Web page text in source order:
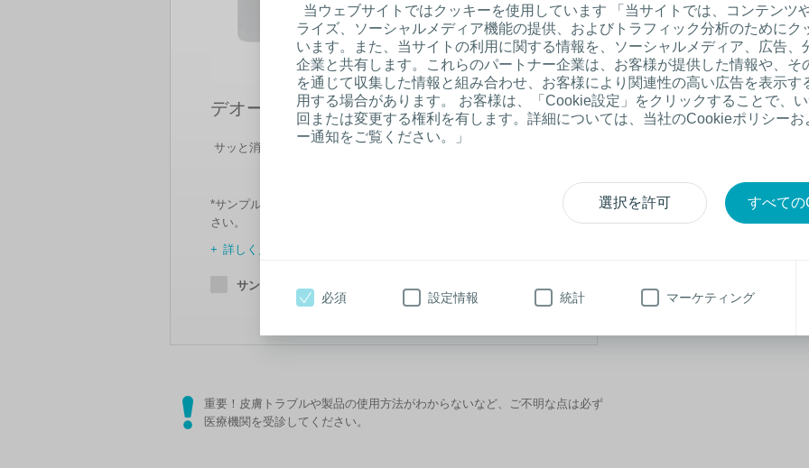
当ウェブサイトではクッキーを使用しています 「当サイトでは、コンテンツ
ライズ、ソーシャルメディア機能の提供、およびトラフィック分析のためにク
います。また、当サイトの利用に関する情報を、ソーシャルメディア、広告、
企業と共有します。これらのパートナー企業は、お客様が提供した情報や、そ
を通じて収集した情報と組み合わせ、お客様により関連性の高い広告を表示す
用する場合があります。 お客様は、「Cookie設定」をクリックすることで、
回または変更する権利を有します。詳細については、当社のCookieポリシーお
ー通知をご覧ください。」
選択を許可 すべて
必須 設定情報 統計 マーケティング
デオール 消臭潤滑剤
サッと消臭、スルッと排出
*サンプルはミニパックのみお届けできますのでご了承くだ
さい。
詳しく見る
サンプル希望
重要！皮膚トラブルや製品の使用方法がわからないなど、ご不明な点は必ず
医療機関を受診してください。